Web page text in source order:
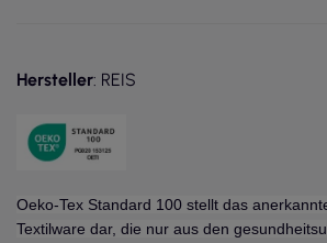
Hersteller: REIS
Oeko-Tex Standard 100 stellt das
Textilware dar, die nur aus den